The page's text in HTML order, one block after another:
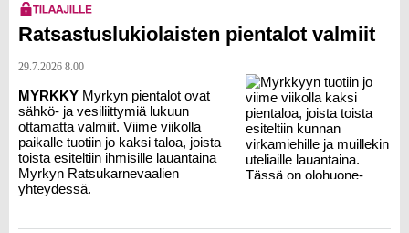
Ratsastuslukiolaisten pientalot valmiit
29.7.2026 8.00
MYRKKY Myrkyn pientalot ovat
sähkö- ja vesiliittymiä lukuun
ottamatta valmiit. Viime viikolla
paikalle tuotiin jo kaksi taloa, joista
toista esiteltiin ihmisille lauantaina
Myrkyn Ratsukarnevaalien
yhteydessä.